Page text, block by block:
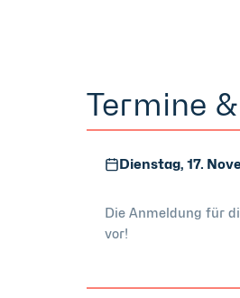
Termine
Dienstag, 17.
Die Anmeldung für
vor!